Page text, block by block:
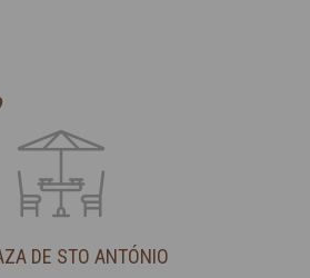
DE STO ANTÓNIO